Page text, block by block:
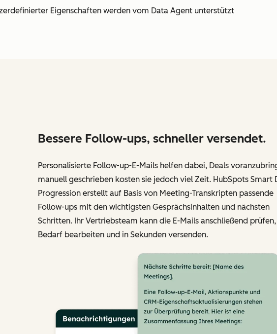
Eigenschaften werden vom Data Agent unterstützt
Bessere Follow-ups, schneller versendet.
Personalisierte Follow-up-E-Mails helfen dabei, Deals
manuell geschrieben kosten sie jedoch viel Zeit. HubSpots Smart
Progression erstellt auf Basis von Meeting-Transkripten passende
Follow-ups mit den wichtigsten Gesprächsinhalten und nächsten
Schritten. Ihr Vertriebsteam kann die E-Mails anschließend
Bedarf bearbeiten und in Sekunden versenden.